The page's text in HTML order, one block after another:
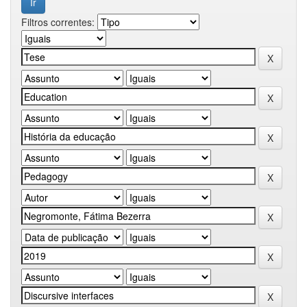
Filtros correntes: